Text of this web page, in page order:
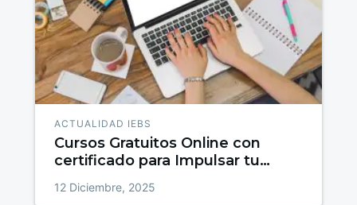
ACTUALIDAD IEBS
Cursos Gratuitos Online con
certificado para Impulsar tu
12 Diciembre, 2025